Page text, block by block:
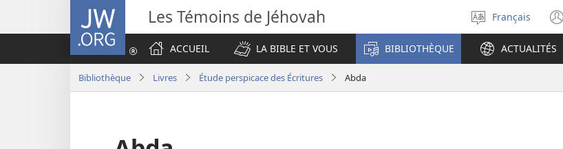
JW.ORG Les Témoins de Jéhovah
Sélectionner
la
langue
Français
ACCUEIL
LA BIBLE ET VOUS BIBLIOTHÈQUE ACTUALITÉS
Bibliothèque Livres Étude perspicace des Écritures Abda